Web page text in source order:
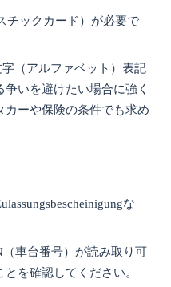
ックカード）が必要で
（アルファベット）表記
いを避けたい場合に強く
ーや保険の条件でも求め
な
車台番号）が読み取り可
を確認してください。